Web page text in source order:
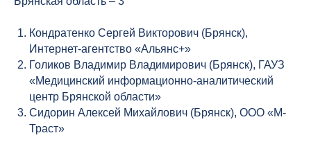
Кондратенко Сергей Викторович (Брянск),
Интернет-агентство «Альянс+»
Голиков Владимир Владимирович (Брянск), ГАУЗ
«Медицинский информационно-аналитический
центр Брянской области»
Сидорин Алексей Михайлович (Брянск), ООО «М-
Траст»